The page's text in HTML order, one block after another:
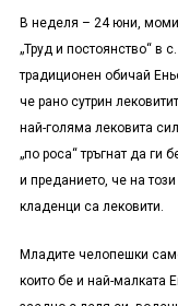
В неделя – 24 юни,
„Труд и постоянство“ в
традиционен обичай
че рано сутрин
най-голяма лековита
„по роса“ тръгнат да ги
и преданието, че на
кладенци са лековити.
Младите челопешки
които бе и най-малката